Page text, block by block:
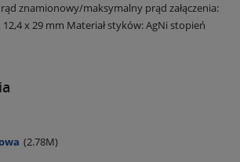
znamionowy/maksymalny prąd załączenia:
x 29 mm Materiał styków: AgNi stopień
(2.78M)